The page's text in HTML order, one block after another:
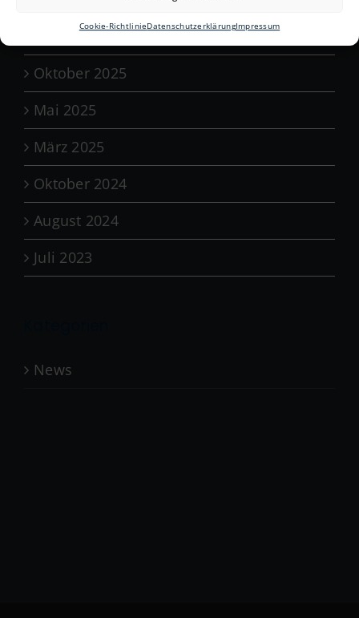
Cookie-RichtlinieDatenschutzerklärungImpressum
November 2025
Oktober 2025
Mai 2025
März 2025
Oktober 2024
August 2024
Juli 2023
News